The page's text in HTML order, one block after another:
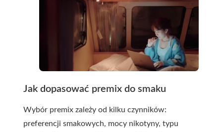
Jak dopasować premix do smaku
Wybór premix zależy od kilku czynników:
preferencji smakowych, mocy nikotyny, typu